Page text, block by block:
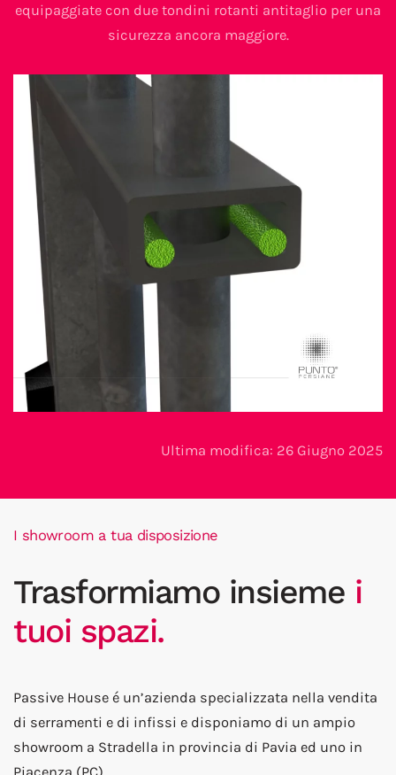
equipaggiate con due tondini rotanti antitaglio per una
sicurezza ancora maggiore.
Ultima modifica: 26 Giugno 2025
I showroom a tua disposizione
Trasformiamo insieme i
tuoi spazi.
Passive House é un’azienda specializzata nella vendita
di serramenti e di infissi e disponiamo di un ampio
showroom a Stradella in provincia di Pavia ed uno in